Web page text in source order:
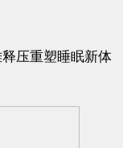
压重塑睡眠新体